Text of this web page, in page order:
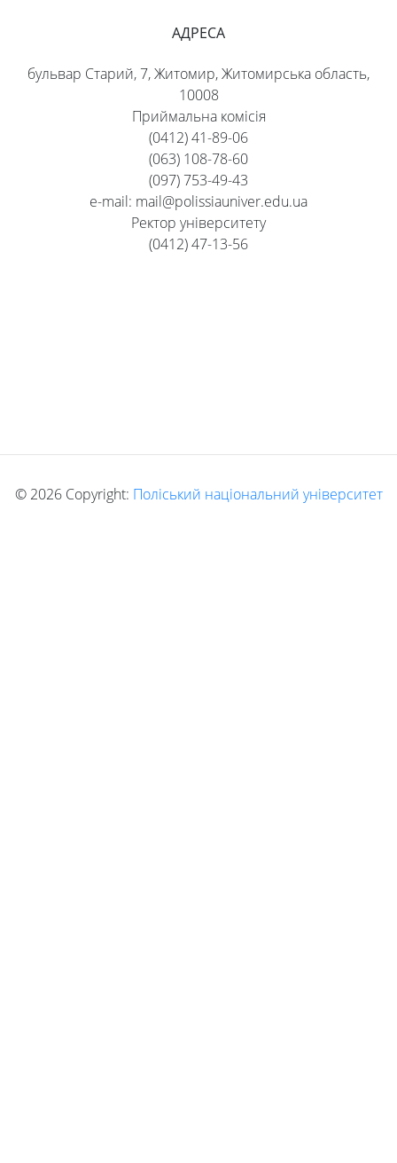
АДРЕСА
бульвар Старий, 7, Житомир, Житомирська область,
10008
Приймальна комісія
(0412) 41-89-06
(063) 108-78-60
(097) 753-49-43
e-mail: mail@polissiauniver.edu.ua
Ректор університету
(0412) 47-13-56
© 2026 Copyright: Поліський національний університет